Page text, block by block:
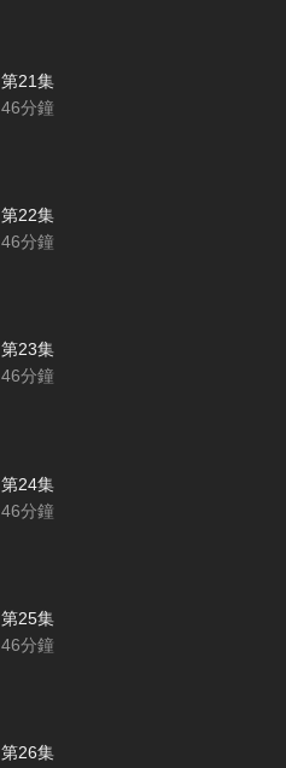
第21集
46分鐘
第22集
46分鐘
第23集
46分鐘
第24集
46分鐘
第25集
46分鐘
第26集